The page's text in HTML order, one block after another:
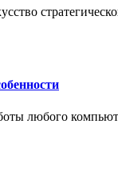
любого